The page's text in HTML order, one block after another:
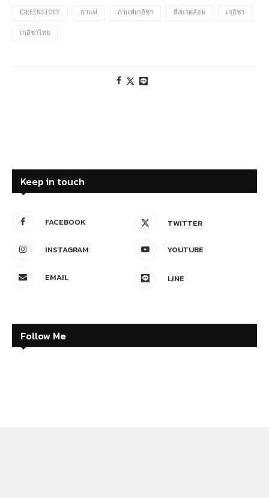
IGREENSTORY กาแฟ กาแฟเกอิชา สิ่งแวดล้อม เกอิชา
เกอิชาไทย
Keep in touch
FACEBOOK TWITTER
INSTAGRAM YOUTUBE
EMAIL LINE
Follow Me